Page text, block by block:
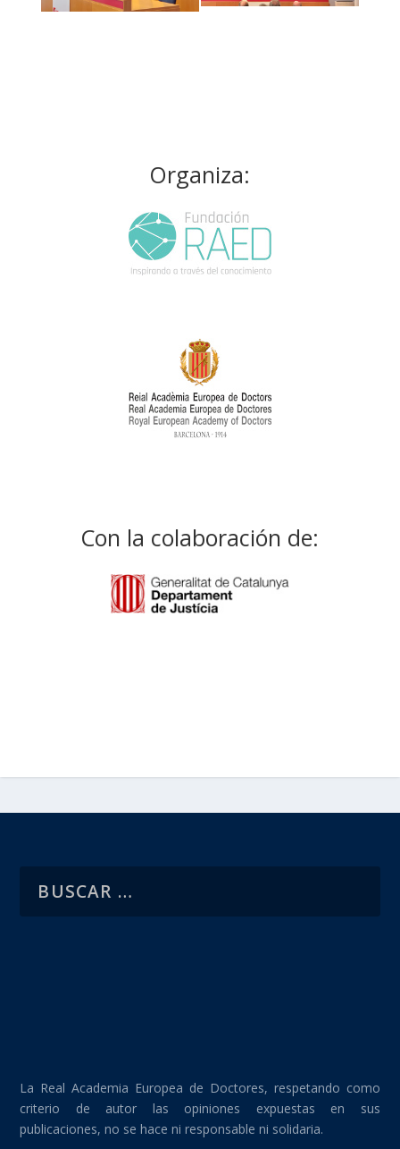
Organiza:
Con la colaboración de:
La Real Academia Europea de Doctores, respetando como
criterio de autor las opiniones expuestas en sus
publicaciones, no se hace ni responsable ni solidaria.